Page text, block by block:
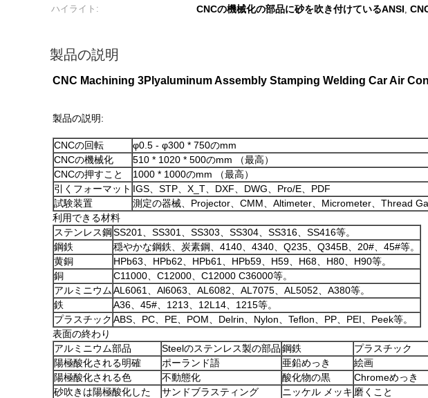
ハイライト:
CNCの機械化の部品に砂を吹き付けているANSI,
製品の説明
CNC Machining 3Plyaluminum Assembly Stamping Welding Car Air
製品の説明:
CNCの回転 φ0.5 - φ300 * 750のmm
CNCの機械化
510 * 1020 * 500のmm （最高）
CNCの押すこと
1000 * 1000のmm （最高）
引くフォーマット IGS、STP、X_T、DXF、DWG、Pro/E、PDF
試験装置
測定の器械、Projector、CMM、Altimeter、Micrometer、Thread
利用できる材料
ステンレス鋼SS201、SS301、SS303、SS304、SS316、SS416等。
鋼鉄
穏やかな鋼鉄、炭素鋼、4140、4340、Q235、Q345B、20#、45#等。
黄銅
HPb63、HPb62、HPb61、HPb59、H59、H68、H80、H90等。
銅
C11000、C12000、C12000 C36000等。
アルミニウムAL6061、Al6063、AL6082、AL7075、AL5052、A380等。
鉄
A36、45#、1213、12L14、1215等。
プラスチック ABS、PC、PE、POM、Delrin、Nylon、Teflon、PP、PEI、Peek等。
表面の終わり
アルミニウム部品
Steelのステンレス製の部品鋼鉄
プラスチック
陽極酸化される明確
ポーランド語 亜鉛めっき
絵画
陽極酸化される色
不動態化 酸化物の黒
Chromeめっき
砂吹きは陽極酸化した
サンドブラスティング ニッケル メッキ 磨くこと